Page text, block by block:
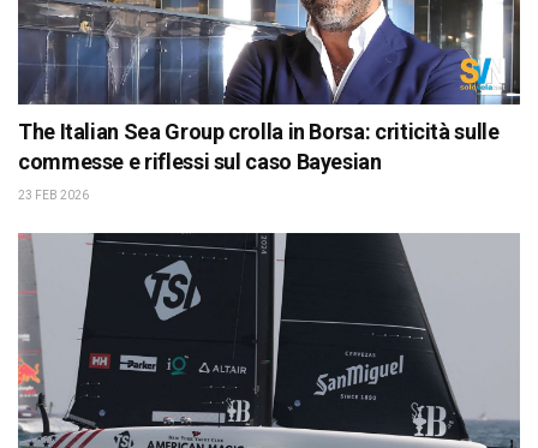
The Italian Sea Group crolla in Borsa: criticità sulle
commesse e riflessi sul caso Bayesian
23 FEB 2026